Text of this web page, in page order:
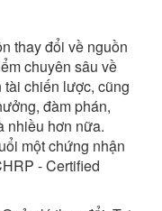
thay đổi về nguồn
chuyên sâu về
chiến lược, cũng
đàm phán,
nhiều hơn nữa.
một chứng nhận
- Certified